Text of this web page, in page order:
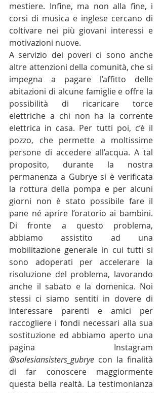
mestiere. Infine, ma non alla fine, i
corsi di musica e inglese cercano di
coltivare nei più giovani interessi e
motivazioni nuove.
A servizio dei poveri ci sono anche
altre attenzioni della comunità, che si
impegna a pagare l’affitto delle
abitazioni di alcune famiglie e offre la
possibilità di ricaricare torce
elettriche a chi non ha la corrente
elettrica in casa. Per tutti poi, c’è il
pozzo, che permette a moltissime
persone di accedere all’acqua. A tal
proposito, durante la nostra
permanenza a Gubrye si è verificata
la rottura della pompa e per alcuni
giorni non è stato possibile fare il
pane né aprire l’oratorio ai bambini.
Di fronte a questo problema,
abbiamo assistito ad una
mobilitazione generale in cui tutti si
sono adoperati per accelerare la
risoluzione del problema, lavorando
anche il sabato e la domenica. Noi
stessi ci siamo sentiti in dovere di
interessare parenti e amici per
raccogliere i fondi necessari alla sua
sostituzione ed abbiamo aperto una
@salesiansisters_gubrye con la finalità
di far conoscere maggiormente
questa bella realtà. La testimonianza